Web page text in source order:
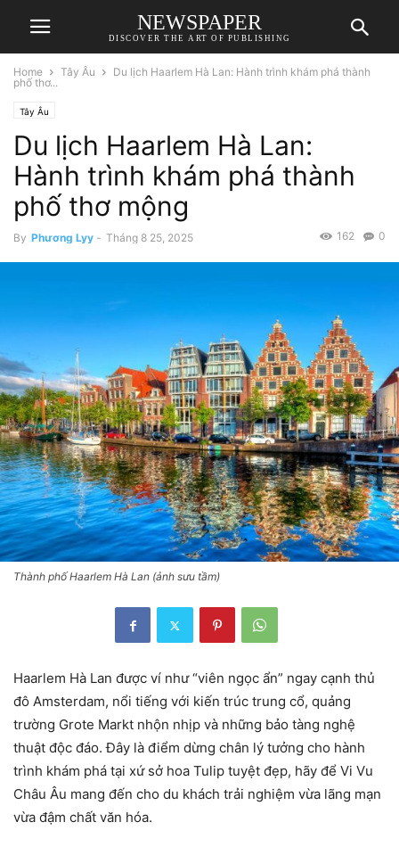
NEWSPAPER
DISCOVER THE ART OF PUBLISHING
Home Tây Âu
Du lịch Haarlem Hà Lan: Hành trình khám phá thành
phố thơ...
Tây Âu
Du lịch Haarlem Hà Lan:
Hành trình khám phá thành
phố thơ mộng
By Phương Lyy - Tháng 8 25, 2025 0
162
Thành phố Haarlem Hà Lan (ảnh sưu tầm)
Haarlem Hà Lan được ví như “viên ngọc ẩn” ngay cạnh thủ
đô Amsterdam, nổi tiếng với kiến trúc trung cổ, quảng
trường Grote Markt nhộn nhịp và những bảo tàng nghệ
thuật độc đáo. Đây là điểm dừng chân lý tưởng cho hành
trình khám phá tại xứ sở hoa Tulip tuyệt đẹp, hãy để Vi Vu
Châu Âu mang đến cho du khách trải nghiệm vừa lãng mạn
vừa đậm chất văn hóa.